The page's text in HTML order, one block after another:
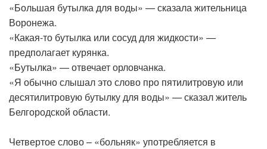
«Большая бутылка для воды» — сказала жительница
Воронежа.
«Какая-то бутылка или сосуд для жидкости» —
предполагает курянка.
«Бутылка» — отвечает орловчанка.
«Я обычно слышал это слово про пятилитровую или
десятилитровую бутылку для воды» — сказал житель
Белгородской области.
Четвертое слово – «больняк» употребляется в